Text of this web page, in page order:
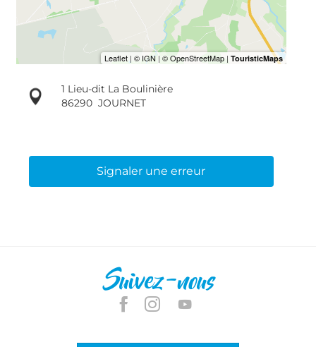
1 Lieu-dit La Boulinière
86290 JOURNET
Signaler une erreur
Suivez-nous